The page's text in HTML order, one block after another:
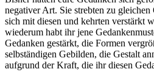
negativer Art. Sie strebten zu
sich mit diesen und kehrten verstärkt
wiederum habt ihr jene
Gedanken gestärkt, die Formen
selbständigen Gebilden, die Gestalt
aufgrund der Kraft, die ihr diesen